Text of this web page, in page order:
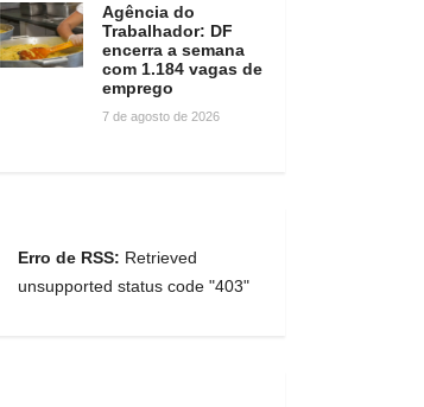
Agência do
Trabalhador: DF
encerra a semana
com 1.184 vagas de
emprego
7 de agosto de 2026
Erro de RSS: Retrieved
unsupported status code "403"